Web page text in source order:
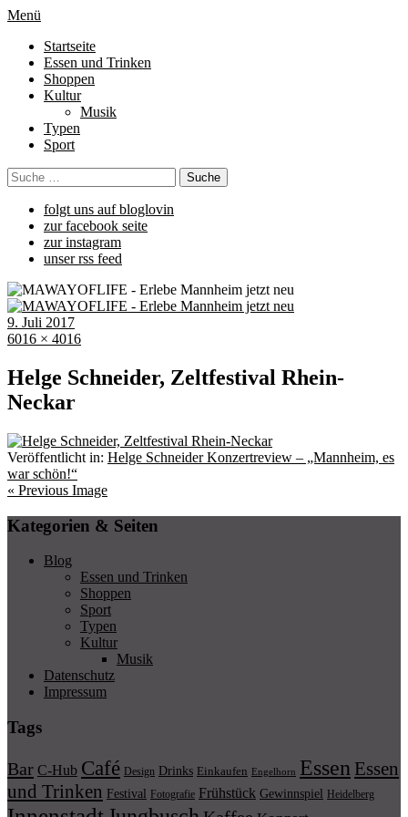
Menü
Startseite
Essen und Trinken
Shoppen
Kultur
Musik
Typen
Sport
folgt uns auf bloglovin
zur facebook seite
zur instagram
unser rss feed
9. Juli 2017
6016 × 4016
Helge Schneider, Zeltfestival Rhein-
Neckar
Veröffentlicht in: Helge Schneider Konzertreview – „Mannheim, es
war schön!“
« Previous Image
Kategorien & Seiten
Blog
Essen und Trinken
Shoppen
Sport
Typen
Kultur
Musik
Datenschutz
Impressum
Tags
Bar C-Hub Café Design Drinks Einkaufen Engelhorn Essen Essen
und Trinken Festival Fotografie Frühstück Gewinnspiel Heidelberg